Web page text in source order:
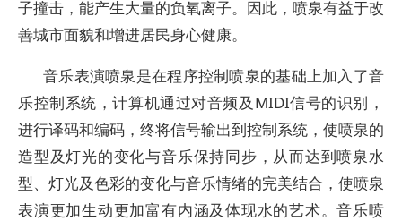
子撞击，能产生大量的负氧离子。因此，喷泉有益于改
善城市面貌和增进居民身心健康。
音乐表演喷泉是在程序控制喷泉的基础上加入了音
乐控制系统，计算机通过对音频及MIDI信号的识别，
进行译码和编码，终将信号输出到控制系统，使喷泉的
造型及灯光的变化与音乐保持同步，从而达到喷泉水
型、灯光及色彩的变化与音乐情绪的完美结合，使喷泉
表演更加生动更加富有内涵及体现水的艺术。音乐喷